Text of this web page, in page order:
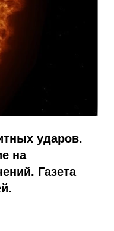
ударов.
на
Газета